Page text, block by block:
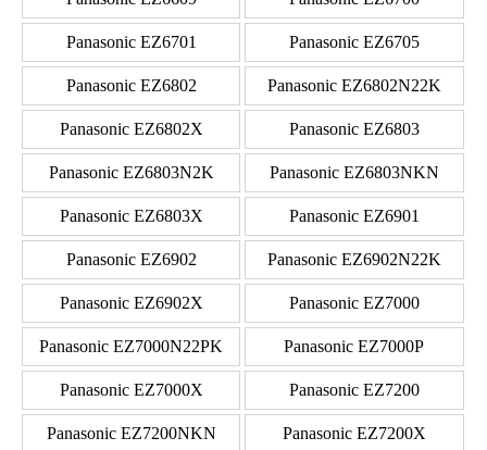
Panasonic EZ6701 Panasonic EZ6705
Panasonic EZ6802 Panasonic EZ6802N22K
Panasonic EZ6802X Panasonic EZ6803
Panasonic EZ6803N2K Panasonic EZ6803NKN
Panasonic EZ6803X Panasonic EZ6901
Panasonic EZ6902 Panasonic EZ6902N22K
Panasonic EZ6902X Panasonic EZ7000
Panasonic EZ7000N22PK Panasonic EZ7000P
Panasonic EZ7000X Panasonic EZ7200
Panasonic EZ7200NKN Panasonic EZ7200X